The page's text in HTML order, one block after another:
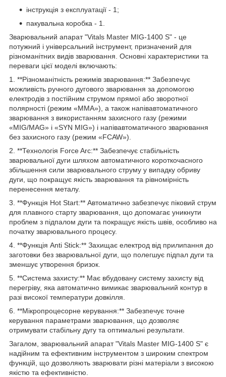
інструкція з експлуатації - 1;
пакувальна коробка - 1.
Зварювальний апарат "Vitals Master MIG-1400 S" - це
потужний і універсальний інструмент, призначений для
різноманітних видів зварювання. Основні характеристики та
переваги цієї моделі включають:
1. **Різноманітність режимів зварювання:** Забезпечує
можливість ручного дугового зварювання за допомогою
електродів з постійним струмом прямої або зворотної
полярності (режим «ММА»), а також напівавтоматичного
зварювання з використанням захисного газу (режими
«MIG/MAG» і «SYN MIG») і напівавтоматичного зварювання
без захисного газу (режим «FCAW»).
2. **Технологія Force Arc:** Забезпечує стабільність
зварювальної дуги шляхом автоматичного короткочасного
збільшення сили зварювального струму у випадку обриву
дуги, що покращує якість зварювання та рівномірність
перенесення металу.
3. **Функція Hot Start:** Автоматично забезпечує піковий струм
для плавного старту зварювання, що допомагає уникнути
проблем з підпалом дуги та покращує якість швів, особливо на
початку зварювального процесу.
4. **Функція Anti Stick:** Захищає електрод від прилипання до
заготовки без зварювальної дуги, що полегшує підпал дуги та
зменшує утворення бризок.
5. **Система захисту:** Має вбудовану систему захисту від
перегріву, яка автоматично вимикає зварювальний контур в
разі високої температури довкілля.
6. **Мікропроцесорне керування:** Забезпечує точне
керування параметрами зварювання, що дозволяє
отримувати стабільну дугу та оптимальні результати.
Загалом, зварювальний апарат "Vitals Master MIG-1400 S" є
надійним та ефективним інструментом з широким спектром
функцій, що дозволяють зварювати різні матеріали з високою
якістю та ефективністю.